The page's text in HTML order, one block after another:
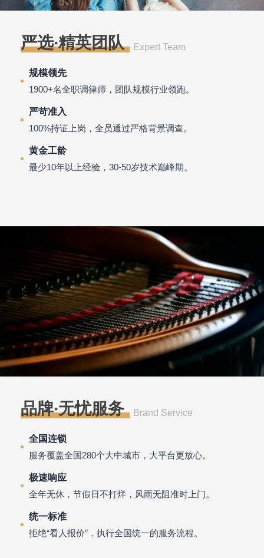
严选·精英团队 Expert Team
规模领先
1900+名全职调律师，团队规模行业领跑。
严苛准入
100%持证上岗，全员通过严格背景调查。
黄金工龄
最少10年以上经验，30-50岁技术巅峰期。
品牌·无忧服务 Brand Service
全国连锁
服务覆盖全国280个大中城市，大平台更放心。
极速响应
全年无休，节假日不打烊，风雨无阻准时上门。
统一标准
拒绝“看人报价”，执行全国统一的服务流程。